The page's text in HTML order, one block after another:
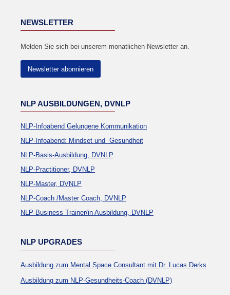
NEWSLETTER
Melden Sie sich bei unserem monatlichen Newsletter an.
Newsletter abonnieren
NLP AUSBILDUNGEN, DVNLP
NLP-Infoabend Gelungene Kommunikation
NLP-Infoabend: Mindset und Gesundheit
NLP-Basis-Ausbildung, DVNLP
NLP-Practitioner, DVNLP
NLP-Master, DVNLP
NLP-Coach /Master Coach, DVNLP
NLP-Business Trainer/in Ausbildung, DVNLP
NLP UPGRADES
Ausbildung zum Mental Space Consultant mit Dr. Lucas Derks
Ausbildung zum NLP-Gesundheits-Coach (DVNLP)